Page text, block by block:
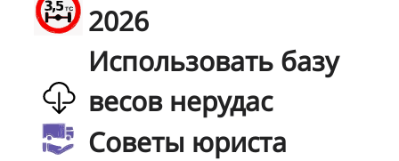
2026
Использовать базу
весов нерудас
Советы юриста